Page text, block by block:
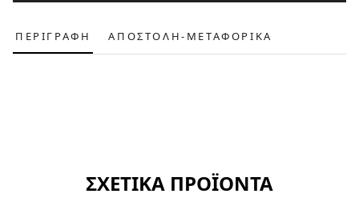
ΠΕΡΙΓΡΑΦΗ ΑΠΟΣΤΟΛΗ-ΜΕΤΑΦΟΡΙΚΑ
ΣΧΕΤΙΚΑ ΠΡΟΪΟΝΤΑ